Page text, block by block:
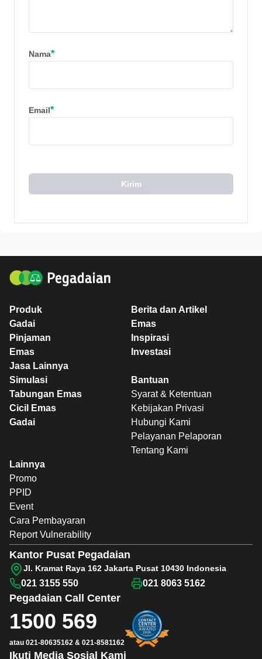
Nama*
Email*
Kirim
Produk
Gadai
Pinjaman
Emas
Jasa Lainnya
Berita dan Artikel
Emas
Inspirasi
Investasi
Simulasi
Tabungan Emas
Cicil Emas
Gadai
Bantuan
Syarat & Ketentuan
Kebijakan Privasi
Hubungi Kami
Pelayanan Pelaporan
Tentang Kami
Lainnya
Promo
PPID
Event
Cara Pembayaran
Report Vulnerability
Ikuti Media Sosial Kami
Pegadaian Call Center
1500 569
atau 021-80635162 & 021-8581162
Kantor Pusat Pegadaian
Jl. Kramat Raya 162 Jakarta Pusat 10430 Indonesia
021 3155 550 021 8063 5162